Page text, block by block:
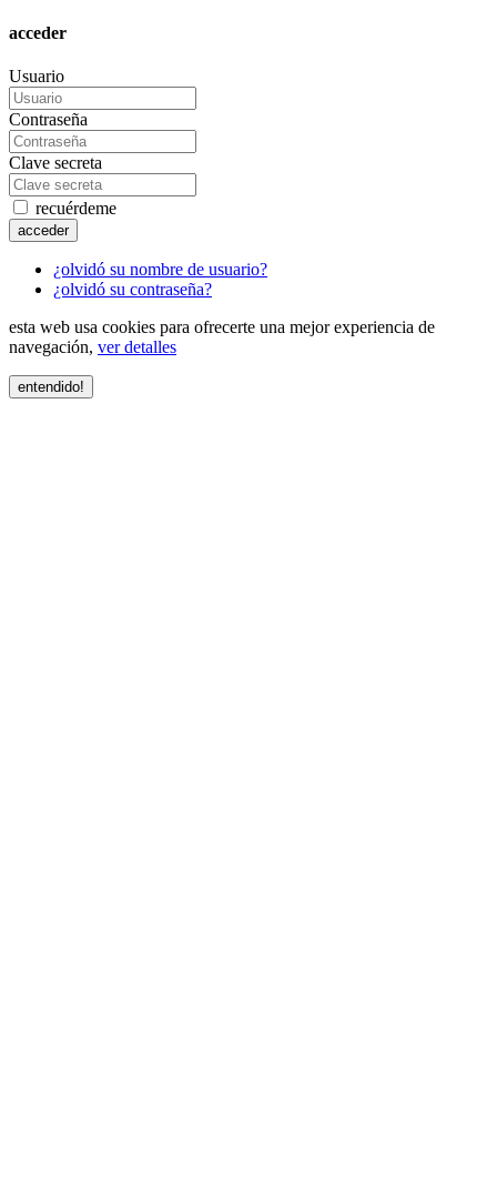
acceder
Usuario
Contraseña
Clave secreta
recuérdeme
acceder
¿olvidó su nombre de usuario?
¿olvidó su contraseña?
esta web usa cookies para ofrecerte una mejor experiencia de
navegación, ver detalles
entendido!